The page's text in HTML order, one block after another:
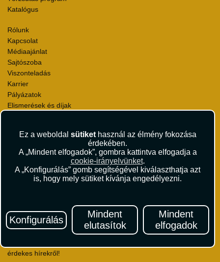
Ez a weboldal sütikethasznál az élmény fokozása
érdekében.
A „Mindent elfogadok”, gombra kattintva elfogadja a
cookie-irányelvünket.
A „Konfigurálás” gomb segítségével kiválaszthatja azt
is, hogy mely sütiket kívánja engedélyezni.
Konfigurálás
Mindent
elutasítok
Mindent
elfogadok
Katalógus
Rólunk
Kapcsolat
Médiaajánlat
Sajtószoba
Viszonteladás
Karrier
Pályázatok
Elismerések és díjak
Utazási Csomag Szerződési Feltételek
Útlemondás-biztosítás Szerződési Feltételek
Utasbiztosítás Szerződési Feltételek
Repülőjegy Szerződési Feltételek
Adatvédelem
Hírlevél
Iratkozzon fel Magyarország egyik legszínesebb utazási
érdekes hírekről!